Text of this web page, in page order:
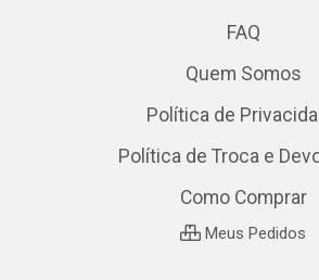
FAQ
Quem Somos
Política de
Política de Troca e
Como Comprar
Meus Pedidos